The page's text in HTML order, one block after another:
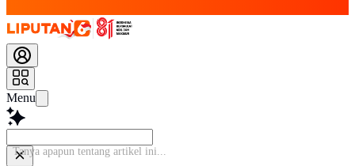
Menu
Tanya apapun te